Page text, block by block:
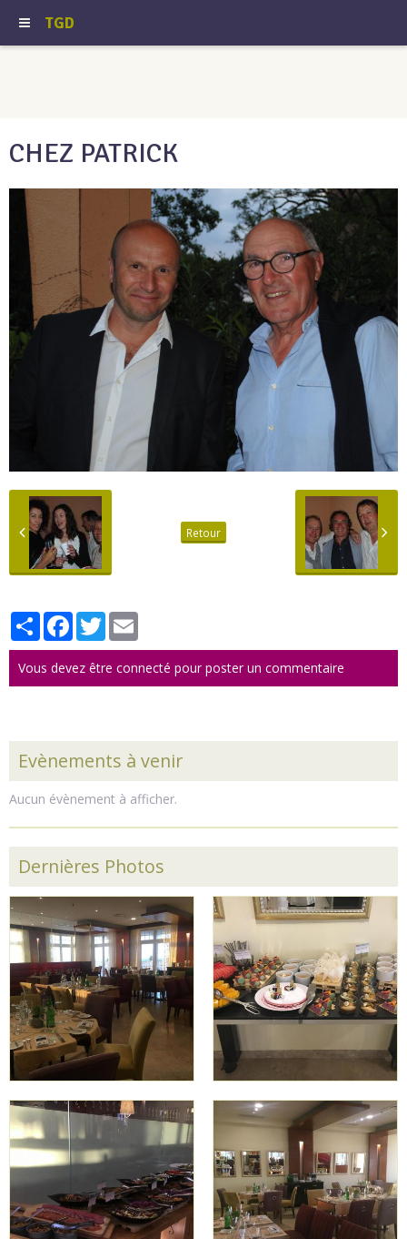
TGD
CHEZ PATRICK
Retour
PartagerFacebook
Twitter
Vous devez être connecté pour poster un commentaire
Evènements à venir
Aucun évènement à afficher.
Dernières Photos